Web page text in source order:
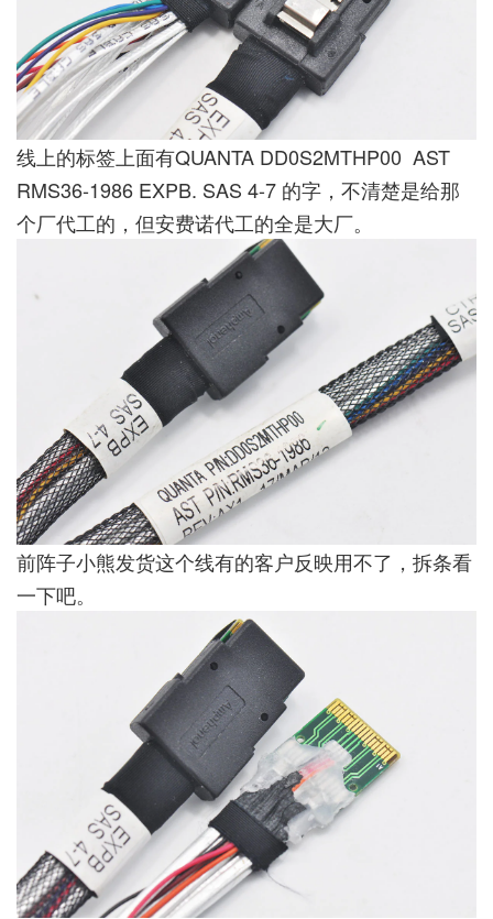
线上的标签上面有QUANTA DD0S2MTHP00 AST
RMS36-1986 EXPB. SAS 4-7 的字，不清楚是给那
个厂代工的，但安费诺代工的全是大厂。
前阵子小熊发货这个线有的客户反映用不了，拆条看
一下吧。